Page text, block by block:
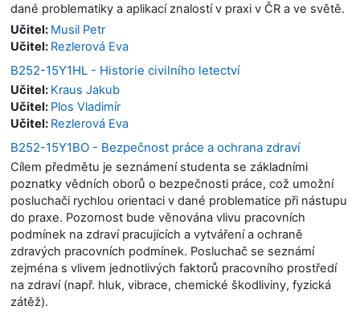
dané problematiky a aplikací znalostí v praxi v ČR a ve světě.
Učitel: Musil Petr
Učitel: Rezlerová Eva
B252-15Y1HL - Historie civilního letectví
Učitel: Kraus Jakub
Učitel: Plos Vladimír
Učitel: Rezlerová Eva
B252-15Y1BO - Bezpečnost práce a ochrana zdraví
Cílem předmětu je seznámení studenta se základními
poznatky vědních oborů o bezpečnosti práce, což umožní
posluchači rychlou orientaci v dané problematice při nástupu
do praxe. Pozornost bude věnována vlivu pracovních
podmínek na zdraví pracujících a vytváření a ochraně
zdravých pracovních podmínek. Posluchač se seznámí
zejména s vlivem jednotlivých faktorů pracovního prostředí
na zdraví (např. hluk, vibrace, chemické škodliviny, fyzická
zátěž).